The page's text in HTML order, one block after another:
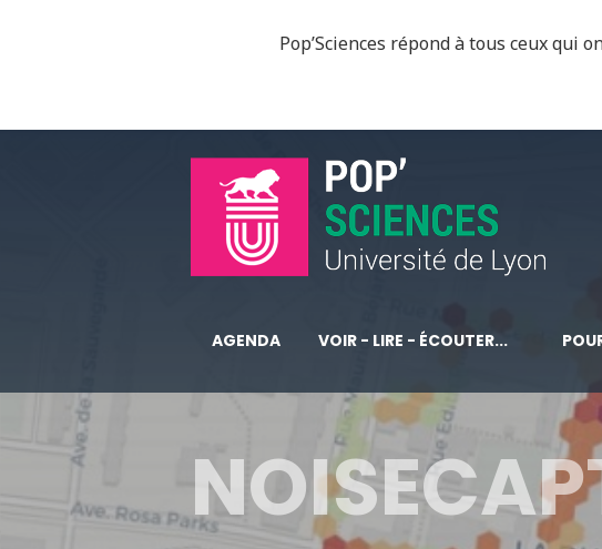
Pop’Sciences répond à tous ceux qui
AGENDA VOIR - LIRE - ÉCOUTER...